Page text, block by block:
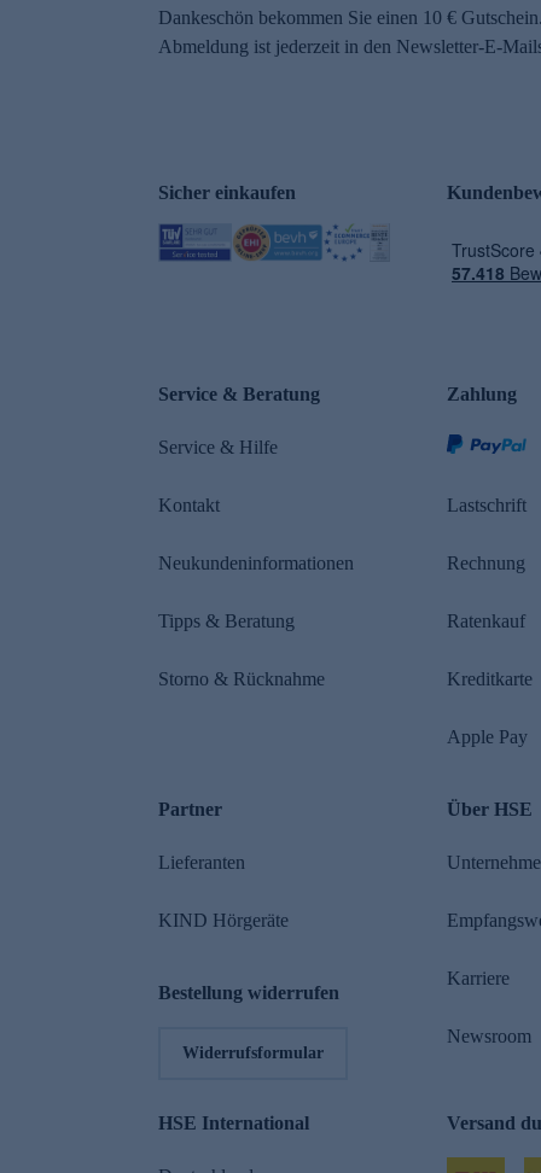
Dankeschön bekommen Sie einen 10 €
Abmeldung ist jederzeit in den Newsletter-E-
Sicher einkaufen
Service & Beratung
Service & Hilfe
Kontakt
Neukundeninformationen
Tipps & Beratung
Storno & Rücknahme
Zahlung
Lastschrift
Rechnung
Ratenkauf
Kreditkarte
Apple Pay
Partner
Lieferanten
KIND Hörgeräte
Bestellung widerrufen
Widerrufsformular
Über HSE
Karriere
Newsroom
HSE International Versand